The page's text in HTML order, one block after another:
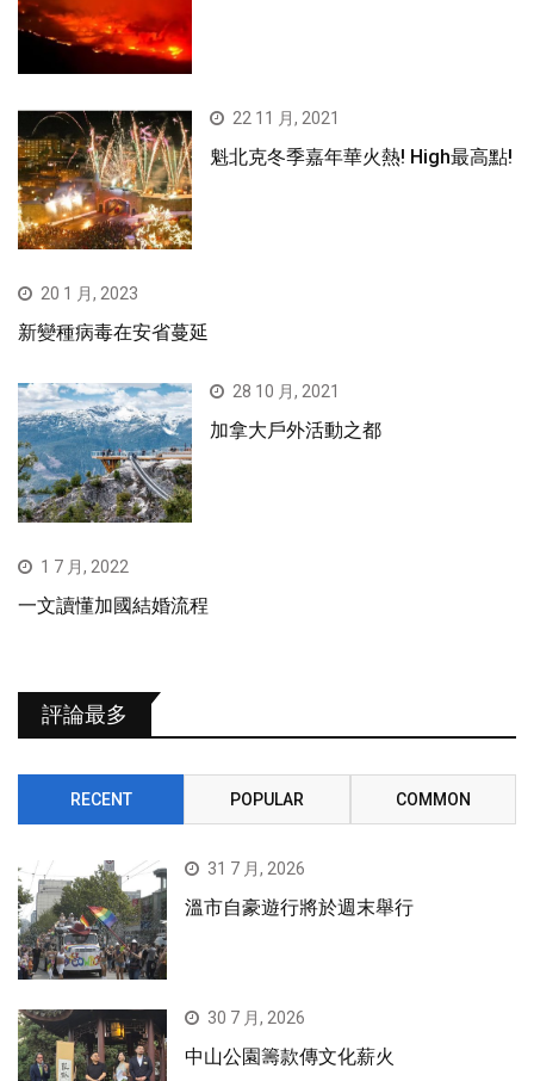
22 11 月, 2021
魁北克冬季嘉年華火熱! High最高點!
20 1 月, 2023
新變種病毒在安省蔓延
28 10 月, 2021
加拿大戶外活動之都
1 7 月, 2022
一文讀懂加國結婚流程
評論最多
RECENT POPULAR COMMON
31 7 月, 2026
溫市自豪遊行將於週末舉行
30 7 月, 2026
中山公園籌款傳文化薪火